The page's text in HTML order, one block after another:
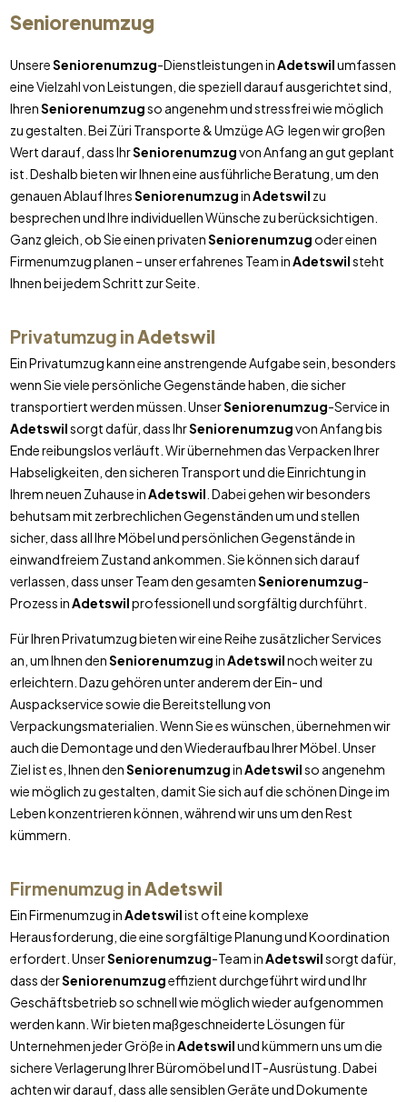
Seniorenumzug
UnsereSeniorenumzug-Dienstleistungen inAdetswilumfassen
eine Vielzahl von Leistungen, die speziell darauf ausgerichtet sind,
IhrenSeniorenumzugso angenehm und stressfrei wie möglich
zu gestalten. Bei Züri Transporte & Umzüge AG legen wir großen
Wert darauf, dass IhrSeniorenumzugvon Anfang an gut geplant
ist. Deshalb bieten wir Ihnen eine ausführliche Beratung, um den
genauen Ablauf IhresSeniorenumzuginAdetswil zu
besprechen und Ihre individuellen Wünsche zu berücksichtigen.
Ganz gleich, ob Sie einen privatenSeniorenumzugoder einen
Firmenumzug planen – unser erfahrenes Team inAdetswilsteht
Ihnen bei jedem Schritt zur Seite.
Privatumzug inAdetswil
Ein Privatumzug kann eine anstrengende Aufgabe sein, besonders
wenn Sie viele persönliche Gegenstände haben, die sicher
transportiert werden müssen. UnserSeniorenumzug-Service in
Adetswilsorgt dafür, dass IhrSeniorenumzugvon Anfang bis
Ende reibungslos verläuft. Wir übernehmen das Verpacken Ihrer
Habseligkeiten, den sicheren Transport und die Einrichtung in
Ihrem neuen Zuhause inAdetswil . Dabei gehen wir besonders
behutsam mit zerbrechlichen Gegenständen um und stellen
sicher, dass all Ihre Möbel und persönlichen Gegenstände in
einwandfreiem Zustand ankommen. Sie können sich darauf
verlassen, dass unser Team den gesamtenSeniorenumzug-
Prozess inAdetswilprofessionell und sorgfältig durchführt.
Für Ihren Privatumzug bieten wir eine Reihe zusätzlicher Services
an, um Ihnen denSeniorenumzuginAdetswilnoch weiter zu
erleichtern. Dazu gehören unter anderem der Ein- und
Auspackservice sowie die Bereitstellung von
Verpackungsmaterialien. Wenn Sie es wünschen, übernehmen wir
auch die Demontage und den Wiederaufbau Ihrer Möbel. Unser
Ziel ist es, Ihnen denSeniorenumzuginAdetswilso angenehm
wie möglich zu gestalten, damit Sie sich auf die schönen Dinge im
Leben konzentrieren können, während wir uns um den Rest
kümmern.
Firmenumzug inAdetswil
Ein Firmenumzug inAdetswilist oft eine komplexe
Herausforderung, die eine sorgfältige Planung und Koordination
erfordert. UnserSeniorenumzug-Team inAdetswilsorgt dafür,
dass derSeniorenumzugeffizient durchgeführt wird und Ihr
Geschäftsbetrieb so schnell wie möglich wieder aufgenommen
werden kann. Wir bieten maßgeschneiderte Lösungen für
Unternehmen jeder Größe inAdetswilund kümmern uns um die
sichere Verlagerung Ihrer Büromöbel und IT-Ausrüstung. Dabei
achten wir darauf, dass alle sensiblen Geräte und Dokumente